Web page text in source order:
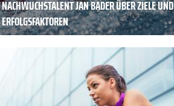
NACHWUCHSTALENT JAN BADER ÜBER ZIELE UND
ERFOLGSFAKTOREN